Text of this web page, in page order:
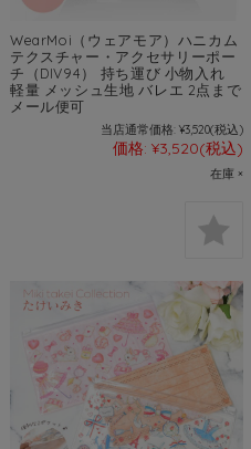
WearMoi（ウェアモア）ハニカム
テクスチャー・アクセサリーポー
チ（DIV94） 持ち運び 小物入れ
軽量 メッシュ生地 バレエ 2点まで
メール便可
当店通常価格: ¥3,520(税込)
価格: ¥3,520(税込)
在庫 ×